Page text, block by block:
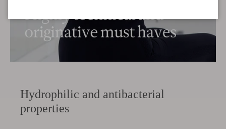
Hydrophilic and antibacterial
properties